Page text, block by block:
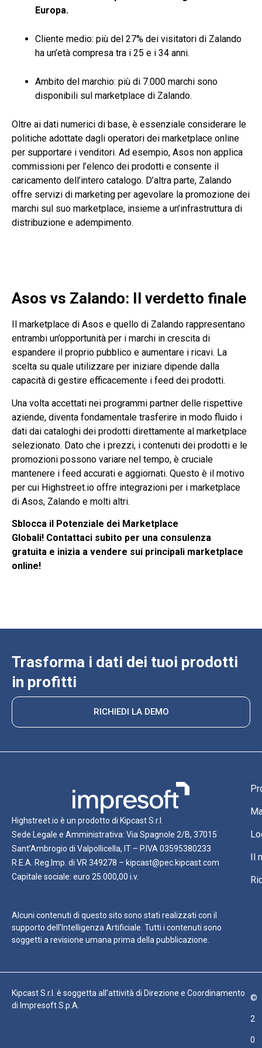
Europa.
Cliente medio: più del 27% dei visitatori di Zalando
ha un’età compresa tra i 25 e i 34 anni.
Ambito del marchio: più di 7.000 marchi sono
disponibili sul marketplace di Zalando.
Oltre ai dati numerici di base, è essenziale considerare le
politiche adottate dagli operatori dei marketplace online
per supportare i venditori. Ad esempio, Asos non applica
commissioni per l’elenco dei prodotti e consente il
caricamento dell’intero catalogo. D’altra parte, Zalando
offre servizi di marketing per agevolare la promozione dei
marchi sul suo marketplace, insieme a un’infrastruttura di
distribuzione e adempimento.
Asos vs Zalando: Il verdetto finale
Il marketplace di Asos e quello di Zalando rappresentano
entrambi un’opportunità per i marchi in crescita di
espandere il proprio pubblico e aumentare i ricavi. La
scelta su quale utilizzare per iniziare dipende dalla
capacità di gestire efficacemente i feed dei prodotti.
Una volta accettati nei programmi partner delle rispettive
aziende, diventa fondamentale trasferire in modo fluido i
dati dai cataloghi dei prodotti direttamente al marketplace
selezionato. Dato che i prezzi, i contenuti dei prodotti e le
promozioni possono variare nel tempo, è cruciale
mantenere i feed accurati e aggiornati. Questo è il motivo
per cui Highstreet.io offre integrazioni per i marketplace
di Asos, Zalando e molti altri.
Sblocca il Potenziale dei Marketplace
Globali! Contattaci subito per una consulenza
gratuita e inizia a vendere sui principali marketplace
online!
Trasforma i dati dei tuoi prodotti
in profitti
RICHIEDI LA DEMO
Highstreet.io è un prodotto di Kipcast S.r.l.
Sede Legale e Amministrativa: Via Spagnole 2/B, 37015
Sant’Ambrogio di Valpollicella, IT – P.IVA 03595380233
R.E.A. Reg.Imp. di VR 349278 – kipcast@pec.kipcast.com
Capitale sociale: euro 25.000,00 i.v.
Il
Alcuni contenuti di questo sito sono stati realizzati con il
supporto dell’Intelligenza Artificiale. Tutti i contenuti sono
soggetti a revisione umana prima della pubblicazione.
Kipcast S.r.l. è soggetta all’attività di Direzione e Coordinamento
di Impresoft S.p.A.
©
2
0